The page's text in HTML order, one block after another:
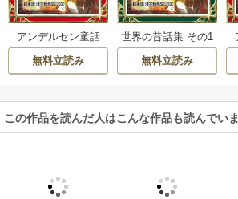
アンデルセン童話
集 その2 日本語・
漢字仮名交じり文
無料立読み
世界の昔話集 その1
日本語・漢字仮名
交じり文
無料立読み
この作品を読んだ人はこんな作品も読んでい